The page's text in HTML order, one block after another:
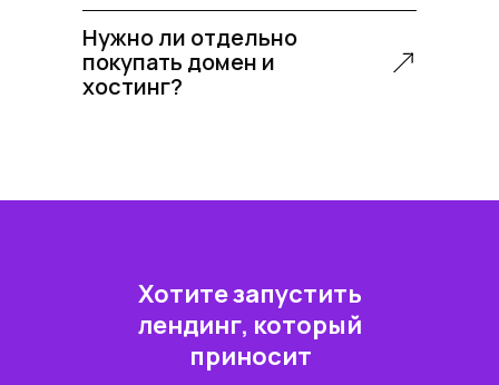
Нужно ли отдельно
покупать домен и
хостинг?
Хотите запустить
лендинг, который
приносит